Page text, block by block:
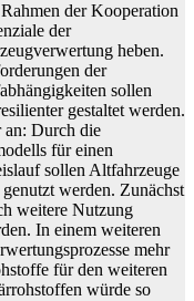
der Kooperation
der
heben.
der
sollen
gestaltet werden.
an: Durch die
für einen
sollen Altfahrzeuge
werden. Zunächst
weitere Nutzung
In einem weiteren
mehr
für den weiteren
würde so